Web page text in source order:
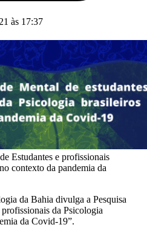
às 17:37
Estudantes e profissionais
contexto da pandemia da
da Bahia divulga a Pesquisa
da Psicologia
da Covid-19”.